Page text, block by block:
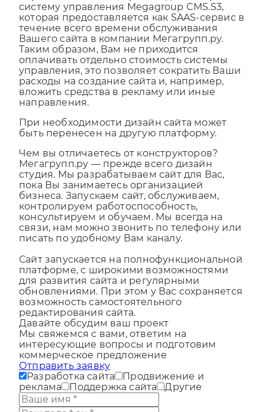
Управление сайтом производится через
систему управления Megagroup CMS.S3,
которая предоставляется как SAAS-сервис в
течение всего времени обслуживания
Вашего сайта в компании Мегагрупп.ру.
Таким образом, Вам не приходится
оплачивать отдельно стоимость системы
управления, это позволяет сократить Ваши
расходы на создание сайта и, например,
вложить средства в рекламу или иные
При необходимости дизайн сайта может
Чем вы отличаетесь от конструкторов?
Мегагрупп.ру — прежде всего дизайн
студия. Мы разрабатываем сайт для Вас,
пока Вы занимаетесь организацией
бизнеса. Запускаем сайт, обслуживаем,
контролируем работоспособность,
консультируем и обучаем. Мы всегда на
связи, нам можно звонить по телефону или
Сайт запускается на полнофункциональной
платформе, с широкими возможностями
для развития сайта и регулярными
обновлениями. При этом у Вас сохраняется
возможность самостоятельного
редактирования сайта.
Давайте обсудим ваш проект
Мы свяжемся с вами, ответим на
интересующие вопросы и подготовим
коммерческое предложение
Отправить заявку
Разработка сайта
Продвижение и
реклама
Поддержка сайта